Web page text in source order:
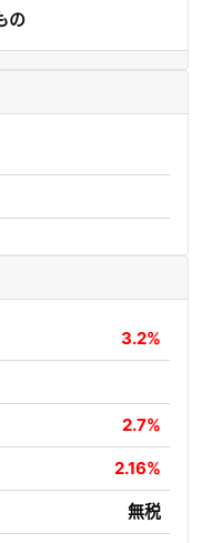
の
3.2%
2.7%
2.16%
無税